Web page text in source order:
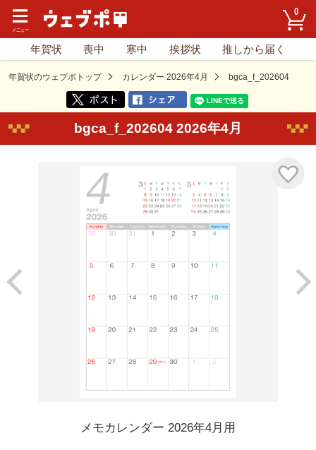
0
年賀状 喪中 寒中 挨拶状 推しから届く
年賀状のウェブポトップ カレンダー 2026年4月 bgca_f_202604
bgca_f_202604 2026年4月
メモカレンダー 2026年4月用